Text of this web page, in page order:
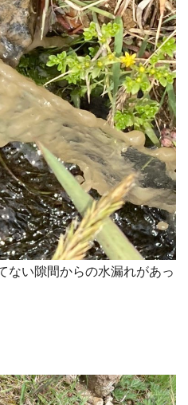
ない隙間からの水漏れがあっ